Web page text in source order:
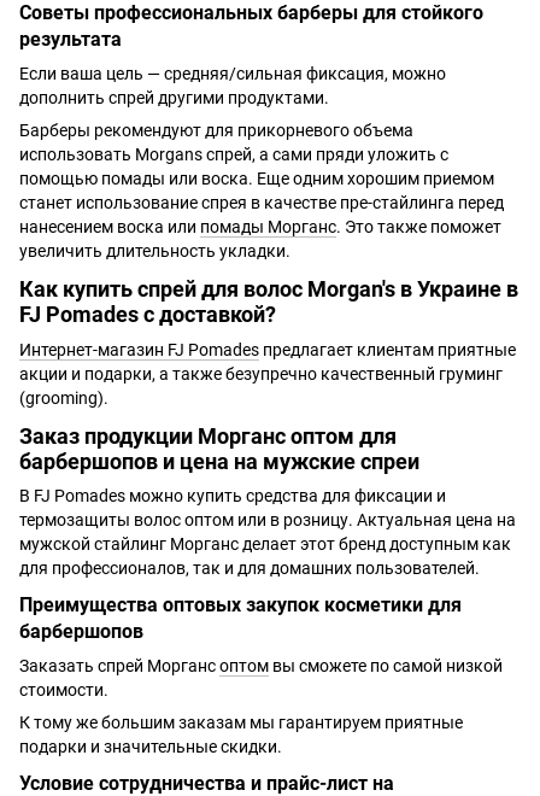
Советы профессиональных барберы для стойкого
результата
Если ваша цель — средняя/сильная фиксация, можно
дополнить спрей другими продуктами.
Барберы рекомендуют для прикорневого объема
использовать Morgans спрей, а сами пряди уложить с
помощью помады или воска. Еще одним хорошим приемом
станет использование спрея в качестве пре-стайлинга перед
нанесением воска или помады Морганс. Это также поможет
увеличить длительность укладки.
Как купить спрей для волос Morgan's в Украине в
FJ Pomades с доставкой?
Интернет-магазин FJ Pomades предлагает клиентам приятные
акции и подарки, а также безупречно качественный груминг
(grooming).
Заказ продукции Морганс оптом для
барбершопов и цена на мужские спреи
В FJ Pomades можно купить средства для фиксации и
термозащиты волос оптом или в розницу. Актуальная цена на
мужской стайлинг Морганс делает этот бренд доступным как
для профессионалов, так и для домашних пользователей.
Преимущества оптовых закупок косметики для
барбершопов
Заказать спрей Моргансоптом вы сможете по самой низкой
стоимости.
К тому же большим заказам мы гарантируем приятные
подарки и значительные скидки.
Условие сотрудничества и прайс-лист на